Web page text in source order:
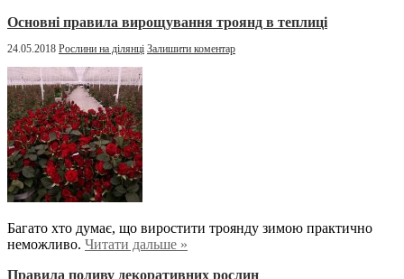
Основні правила вирощування троянд в теплиці
24.05.2018 Рослини на ділянці Залишити коментар
Багато хто думає, що виростити троянду зимою практично
неможливо. Читати дальше »
Правила поливу декоративних рослин